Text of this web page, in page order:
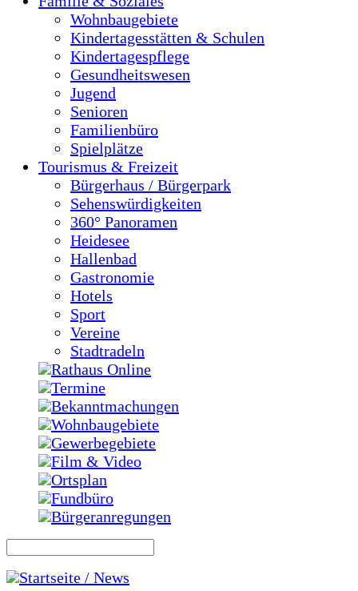
Wohnbaugebiete
Kindertagesstätten & Schulen
Kindertagespflege
Gesundheitswesen
Jugend
Senioren
Familienbüro
Spielplätze
Tourismus & Freizeit
Bürgerhaus / Bürgerpark
Sehenswürdigkeiten
360° Panoramen
Heidesee
Hallenbad
Gastronomie
Hotels
Sport
Vereine
Stadtradeln
Rathaus Online
Termine
Bekanntmachungen
Wohnbaugebiete
Gewerbegebiete
Film & Video
Ortsplan
Fundbüro
Bürgeranregungen
Startseite / News